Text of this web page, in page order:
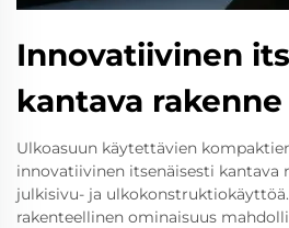
Innovatiivinen
kantava rakenne
Ulkoasuun käytettävien
innovatiivinen itsenäisesti kantava
julkisivu- ja
rakenteellinen ominaisuus